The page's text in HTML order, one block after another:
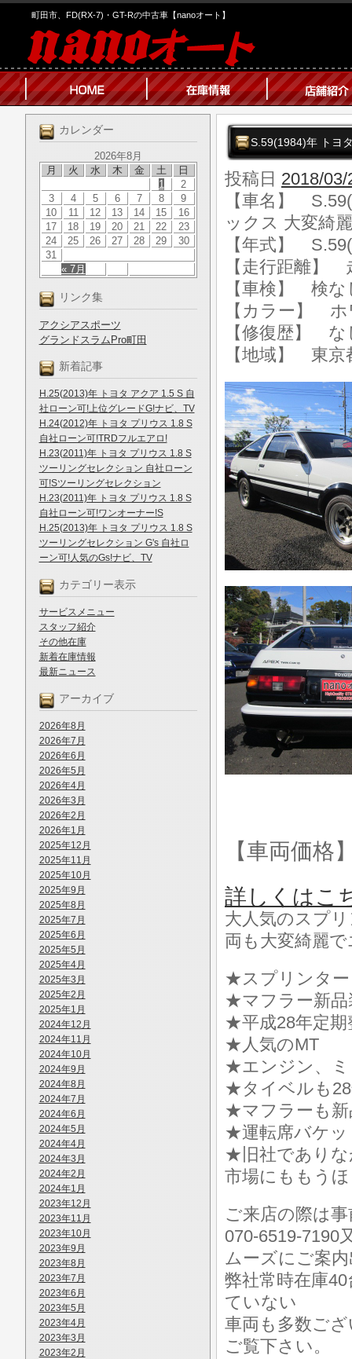
町田市、FD(RX-7)・GT-Rの中古車【nanoオート】
カレンダー
2026年8月
月
火 水 木 金 土 日
« 7月
1
2
3
4 5 6 7 8
9
10
11 12 13 14 15
16
17
18 19 20 21 22
23
24
25 26 27 28 29
30
31
リンク集
アクシアスポーツ
グランドスラムPro町田
新着記事
H.25(2013)年 トヨタ アクア 1.5 S 自
社ローン可!上位グレードG!ナビ、TV
H.24(2012)年 トヨタ プリウス 1.8 S
自社ローン可!TRDフルエアロ!
H.23(2011)年 トヨタ プリウス 1.8 S
ツーリングセレクション 自社ローン
可!Sツーリングセレクション
H.23(2011)年 トヨタ プリウス 1.8 S
自社ローン可!ワンオーナー!S
H.25(2013)年 トヨタ プリウス 1.8 S
ツーリングセレクション G's 自社ロ
ーン可!人気のGs!ナビ、TV
カテゴリー表示
サービスメニュー
スタッフ紹介
その他在庫
新着在庫情報
最新ニュース
アーカイブ
2026年8月
2026年7月
2026年6月
2026年5月
2026年4月
2026年3月
2026年2月
2026年1月
2025年12月
2025年11月
2025年10月
2025年9月
2025年8月
2025年7月
2025年6月
2025年5月
2025年4月
2025年3月
2025年2月
2025年1月
2024年12月
2024年11月
2024年10月
2024年9月
2024年8月
2024年7月
2024年6月
2024年5月
2024年4月
2024年3月
2024年2月
2024年1月
2023年12月
2023年11月
2023年10月
2023年9月
2023年8月
2023年7月
2023年6月
2023年5月
2023年4月
2023年3月
2023年2月
S.59(1984)年 トヨ
投稿日 2018/03/
【車名】
ックス 大変綺
【年式】
【走行距離】
【車検】 検な
【カラー】
【修復歴】 な
【地域】 東京
【車両価格
詳しくはこ
大人気のスプ
両も大変綺麗
★スプリンタ
★マフラー新品
★平成28年定期
★人気のMT
★エンジン、ミ
★タイベルも28
★マフラーも新
★運転席バケッ
★旧社でありな
市場にももう
ご来店の際は
070-6519-7190
ムーズにご案
弊社常時在庫
ていない
車両も多数ご
ご覧下さい。